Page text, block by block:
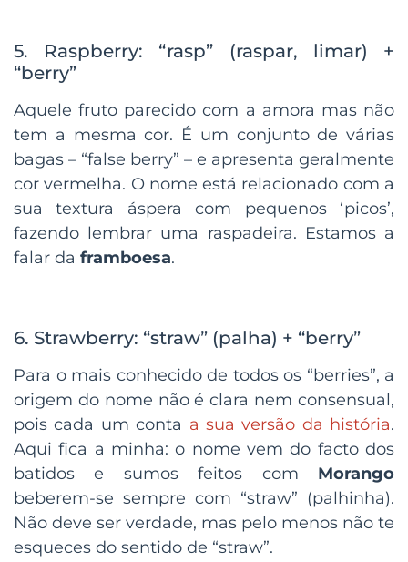
5. Raspberry: “rasp” (raspar, limar) +
“berry”
Aquele fruto parecido com a amora mas não
tem a mesma cor. É um conjunto de várias
bagas – “false berry” – e apresenta geralmente
cor vermelha. O nome está relacionado com a
sua textura áspera com pequenos ‘picos’,
fazendo lembrar uma raspadeira. Estamos a
falar da framboesa.
6. Strawberry: “straw” (palha) + “berry”
Para o mais conhecido de todos os “berries”, a
origem do nome não é clara nem consensual,
pois cada um conta a sua versão da história.
Aqui fica a minha: o nome vem do facto dos
batidos e sumos feitos com Morango
beberem-se sempre com “straw” (palhinha).
Não deve ser verdade, mas pelo menos não te
esqueces do sentido de “straw”.